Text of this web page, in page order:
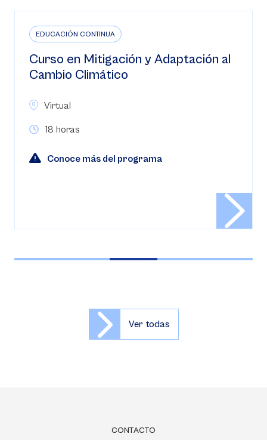
EDUCACIÓN CONTINUA
Curso en Estrategias para el Nuevo
Código Procesal del Trabajo y de la
Ver todas
CONTACTO